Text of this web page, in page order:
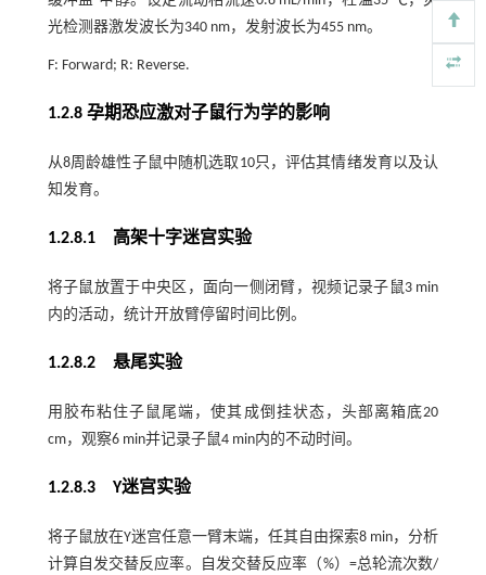
光检测器激发波长为340 nm，发射波长为455 nm。
F: Forward; R: Reverse.
1.2.8 孕期恐应激对子鼠行为学的影响
从8周龄雄性子鼠中随机选取10只，评估其情绪发育以及认
知发育。
1.2.8.1 高架十字迷宫实验
将子鼠放置于中央区，面向一侧闭臂，视频记录子鼠3 min
内的活动，统计开放臂停留时间比例。
1.2.8.2 悬尾实验
用胶布粘住子鼠尾端，使其成倒挂状态，头部离箱底20
cm，观察6 min并记录子鼠4 min内的不动时间。
1.2.8.3 Y迷宫实验
将子鼠放在Y迷宫任意一臂末端，任其自由探索8 min，分析
计算自发交替反应率。自发交替反应率（%）=总轮流次数/